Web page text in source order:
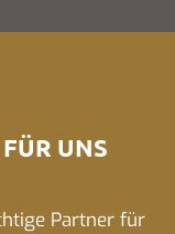
UNS
Partner für